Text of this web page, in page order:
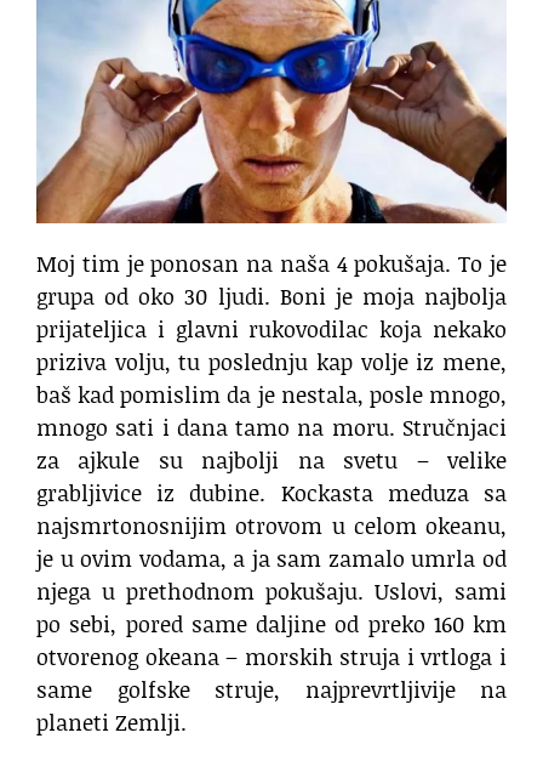
Moj tim je ponosan na naša 4 pokušaja. To je
grupa od oko 30 ljudi. Boni je moja najbolja
prijateljica i glavni rukovodilac koja nekako
priziva volju, tu poslednju kap volje iz mene,
baš kad pomislim da je nestala, posle mnogo,
mnogo sati i dana tamo na moru. Stručnjaci
za ajkule su najbolji na svetu – velike
grabljivice iz dubine. Kockasta meduza sa
najsmrtonosnijim otrovom u celom okeanu,
je u ovim vodama, a ja sam zamalo umrla od
njega u prethodnom pokušaju. Uslovi, sami
po sebi, pored same daljine od preko 160 km
otvorenog okeana – morskih struja i vrtloga i
same golfske struje,
najprevrtljivije na
planeti Zemlji.